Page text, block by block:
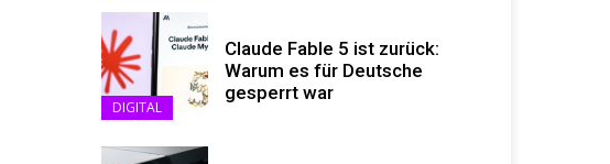
DIGITAL
Claude Fable 5 ist zurück:
Warum es für Deutsche
gesperrt war